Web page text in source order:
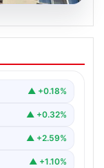
felakete
Bitti:
▲ +0.18%
▲ +0.32%
▲ +2.59%
▲ +1.10%